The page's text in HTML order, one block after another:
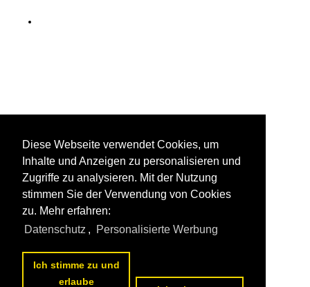
Diese Webseite verwendet Cookies, um
Inhalte und Anzeigen zu personalisieren und
Zugriffe zu analysieren. Mit der Nutzung
stimmen Sie der Verwendung von Cookies
zu. Mehr erfahren:
Datenschutz , Personalisierte Werbung
Ich stimme zu und
erlaube